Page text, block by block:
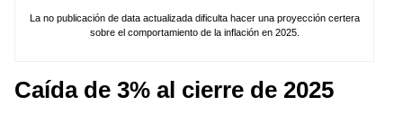
La no publicación de data actualizada dificulta hacer una proyección certera
sobre el comportamiento de la inflación en 2025.
Caída de 3% al cierre de 2025